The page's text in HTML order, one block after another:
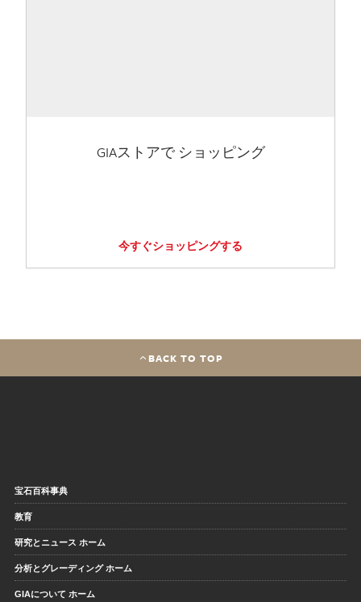
GIAストアで ショッピング
今すぐショッピングする
BACK TO TOP
宝石百科事典
教育
研究とニュース ホーム
分析とグレーディング ホーム
GIAについて ホーム